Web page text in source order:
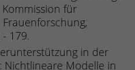
für
179.
in der
Nichtlineare Modelle in